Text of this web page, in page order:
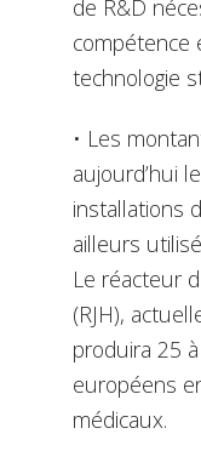
de R&D
compétence
technologie
• Les
aujourd’hui
installations
ailleurs
Le réacteur
(RJH),
produira 25
européens
médicaux.